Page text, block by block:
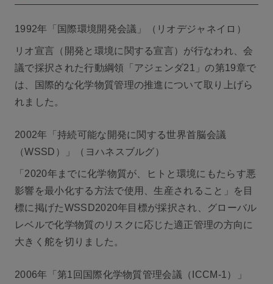
1992年「国際環境開発会議」（リオデジャネイロ）
リオ宣言（開発と環境に関する宣言）が行なわれ、会
議で採択された行動綱領「アジェンダ21」の第19章で
は、国際的な化学物質管理の推進について取り上げら
れました。
2002年「持続可能な開発に関する世界首脳会議
（WSSD）」（ヨハネスブルグ）
「2020年までに化学物質が、ヒトと環境にもたらす悪
影響を最小化する方法で使用、生産されること」を目
標に掲げたWSSD2020年目標が採択され、グローバル
レベルで化学物質のリスクに応じた適正管理の方向に
大きく舵を切りました。
2006年「第1回国際化学物質管理会議（ICCM-1）」